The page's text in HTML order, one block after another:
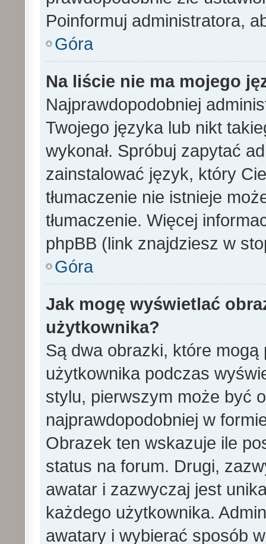
Poinformuj administratora,
Góra
Na liście nie ma mojego
Najprawdopodobniej
Twojego języka lub nikt
wykonał. Spróbuj zapytać
zainstalować język, który
tłumaczenie nie istnieje
tłumaczenie. Więcej
phpBB (link znajdziesz w
Góra
Jak mogę wyświetlać
użytkownika?
Są dwa obrazki, które
użytkownika podczas
stylu, pierwszym może być
najprawdopodobniej w
Obrazek ten wskazuje ile
status na forum. Drugi,
awatar i zazwyczaj jest
każdego użytkownika.
awatary i wybierać sposób